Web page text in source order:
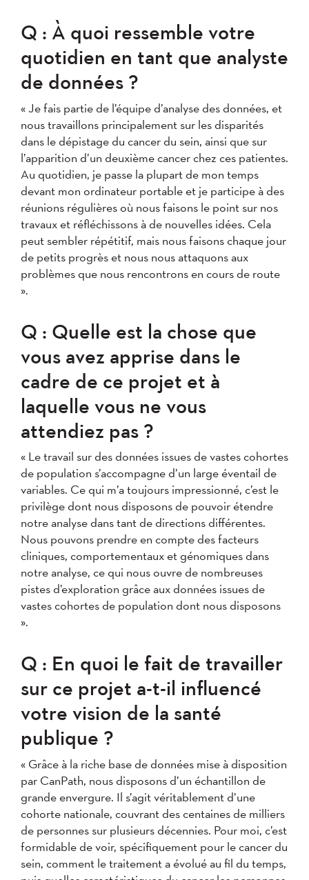
Q : À quoi ressemble votre
quotidien en tant que analyste
de données ?
« Je fais partie de l’équipe d’analyse des données, et
nous travaillons principalement sur les disparités
dans le dépistage du cancer du sein, ainsi que sur
l’apparition d’un deuxième cancer chez ces patientes.
Au quotidien, je passe la plupart de mon temps
devant mon ordinateur portable et je participe à des
réunions régulières où nous faisons le point sur nos
travaux et réfléchissons à de nouvelles idées. Cela
peut sembler répétitif, mais nous faisons chaque jour
de petits progrès et nous nous attaquons aux
problèmes que nous rencontrons en cours de route
».
Q : Quelle est la chose que
vous avez apprise dans le
cadre de ce projet et à
laquelle vous ne vous
attendiez pas ?
« Le travail sur des données issues de vastes cohortes
de population s’accompagne d’un large éventail de
variables. Ce qui m’a toujours impressionné, c’est le
privilège dont nous disposons de pouvoir étendre
notre analyse dans tant de directions différentes.
Nous pouvons prendre en compte des facteurs
cliniques, comportementaux et génomiques dans
notre analyse, ce qui nous ouvre de nombreuses
pistes d’exploration grâce aux données issues de
vastes cohortes de population dont nous disposons
».
Q : En quoi le fait de travailler
sur ce projet a-t-il influencé
votre vision de la santé
publique ?
« Grâce à la riche base de données mise à disposition
par CanPath, nous disposons d’un échantillon de
grande envergure. Il s’agit véritablement d’une
cohorte nationale, couvrant des centaines de milliers
de personnes sur plusieurs décennies. Pour moi, c’est
formidable de voir, spécifiquement pour le cancer du
sein, comment le traitement a évolué au fil du temps,